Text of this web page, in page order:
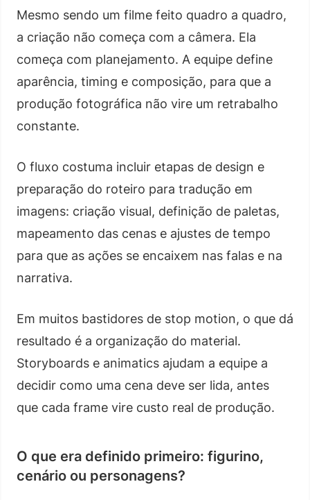
Mesmo sendo um filme feito quadro a quadro,
a criação não começa com a câmera. Ela
começa com planejamento. A equipe define
aparência, timing e composição, para que a
produção fotográfica não vire um retrabalho
constante.
O fluxo costuma incluir etapas de design e
preparação do roteiro para tradução em
imagens: criação visual, definição de paletas,
mapeamento das cenas e ajustes de tempo
para que as ações se encaixem nas falas e na
narrativa.
Em muitos bastidores de stop motion, o que dá
resultado é a organização do material.
Storyboards e animatics ajudam a equipe a
decidir como uma cena deve ser lida, antes
que cada frame vire custo real de produção.
O que era definido primeiro: figurino,
cenário ou personagens?